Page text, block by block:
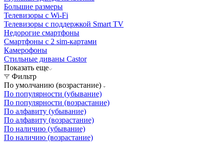
Большие размеры
Телевизоры с Wi-Fi
Телевизоры с поддержкой Smart TV
Недорогие смартфоны
Смартфоны с 2 sim-картами
Камерофоны
Стильные диваны Castor
Показать еще
Фильтр
По умолчанию (возрастание)
По популярности (убывание)
По популярности (возрастание)
По алфавиту (убывание)
По алфавиту (возрастание)
По наличию (убывание)
По наличию (возрастание)